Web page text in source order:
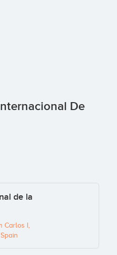
De
de la
Carlos I,